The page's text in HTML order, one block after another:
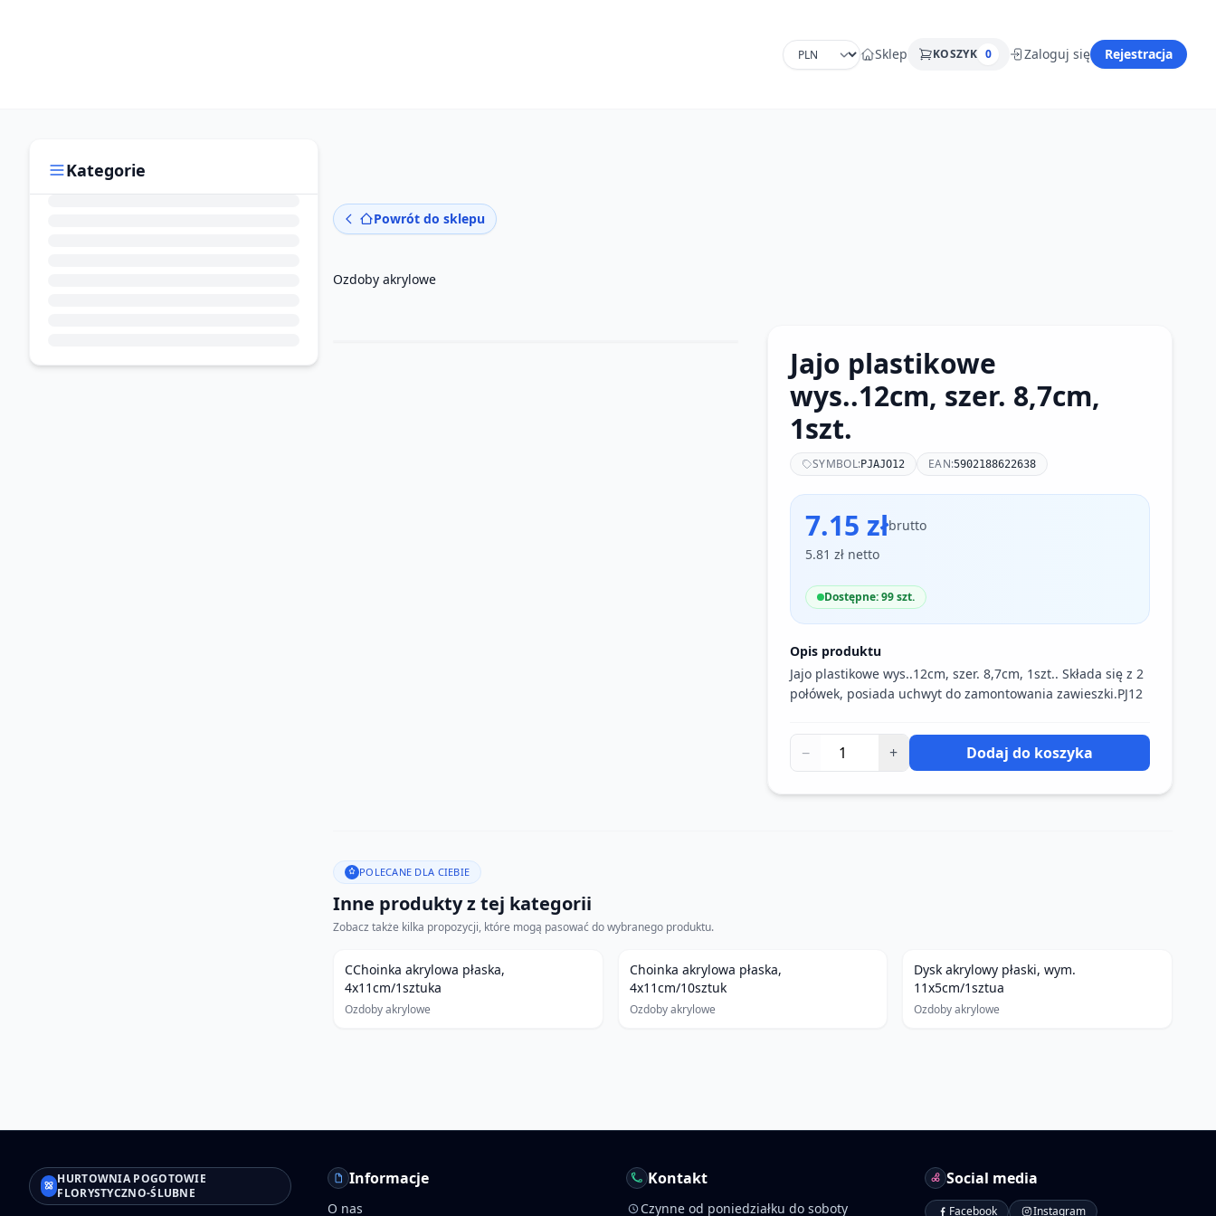
Sklep KOSZYK 0 Zaloguj się Rejestracja
Kategorie
Powrót do sklepu
Ozdoby akrylowe
Jajo plastikowe
wys..12cm, szer. 8,7cm,
1szt.
SYMBOL:PJAJO12 EAN:5902188622638
7.15 złbrutto
5.81 zł netto
Dostępne: 99 szt.
Opis produktu
Jajo plastikowe wys..12cm, szer. 8,7cm, 1szt.. Składa się z 2
połówek, posiada uchwyt do zamontowania zawieszki.PJ12
− + Dodaj do koszyka
POLECANE DLA CIEBIE
Inne produkty z tej kategorii
Zobacz także kilka propozycji, które mogą pasować do wybranego produktu.
CChoinka akrylowa płaska,
4x11cm/1sztuka
Ozdoby akrylowe
Choinka akrylowa płaska,
4x11cm/10sztuk
Ozdoby akrylowe
Dysk akrylowy płaski, wym.
11x5cm/1sztua
Ozdoby akrylowe
HURTOWNIA POGOTOWIE
FLORYSTYCZNO-ŚLUBNE
Informacje
O nas
Kontakt
Czynne od poniedziałku do soboty
Social media
Facebook Instagram